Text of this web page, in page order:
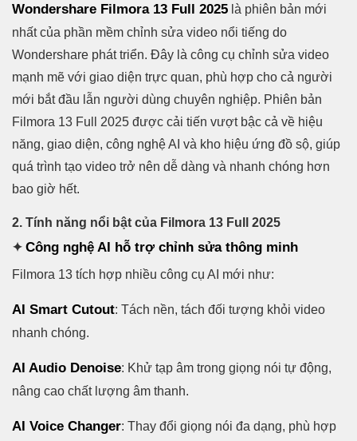
Wondershare Filmora 13 Full 2025 là phiên bản mới
nhất của phần mềm chỉnh sửa video nổi tiếng do
Wondershare phát triển. Đây là công cụ chỉnh sửa video
mạnh mẽ với giao diện trực quan, phù hợp cho cả người
mới bắt đầu lẫn người dùng chuyên nghiệp. Phiên bản
Filmora 13 Full 2025 được cải tiến vượt bậc cả về hiệu
năng, giao diện, công nghệ AI và kho hiệu ứng đồ sộ, giúp
quá trình tạo video trở nên dễ dàng và nhanh chóng hơn
bao giờ hết.
2. Tính năng nổi bật của Filmora 13 Full 2025
✦ Công nghệ AI hỗ trợ chỉnh sửa thông minh
Filmora 13 tích hợp nhiều công cụ AI mới như:
AI Smart Cutout: Tách nền, tách đối tượng khỏi video
nhanh chóng.
AI Audio Denoise: Khử tạp âm trong giọng nói tự động,
nâng cao chất lượng âm thanh.
AI Voice Changer: Thay đổi giọng nói đa dạng, phù hợp